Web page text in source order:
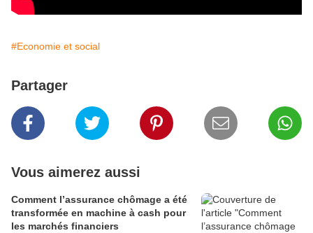
#Economie et social
Partager
Vous aimerez aussi
Comment l’assurance chômage a été
transformée en machine à cash pour
les marchés financiers